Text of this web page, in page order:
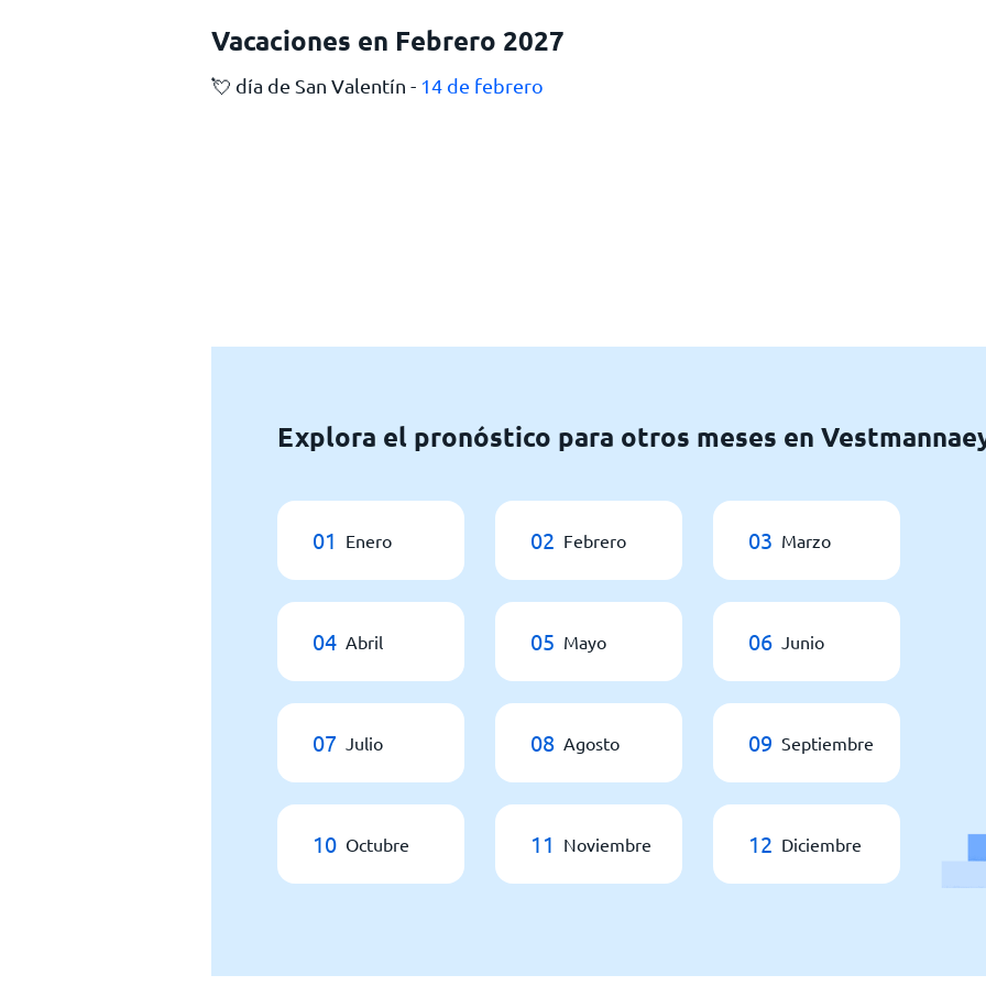
Vacaciones en Febrero 2027
💘 día de San Valentín - 14 de febrero
Explora el pronóstico para otros meses en
01 Enero 02 Febrero 03 Marzo
04 Abril 05 Mayo 06 Junio
07 Julio 08 Agosto 09 Septiembre
10 Octubre 11 Noviembre 12 Diciembre